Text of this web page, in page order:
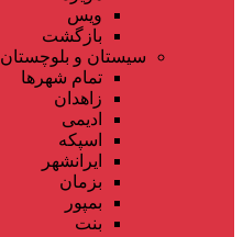
ویس
بازگشت
سیستان و بلوچستان
تمام شهر‌ها
زاهدان
ادیمی
اسپکه
ایرانشهر
بزمان
بمپور
بنت